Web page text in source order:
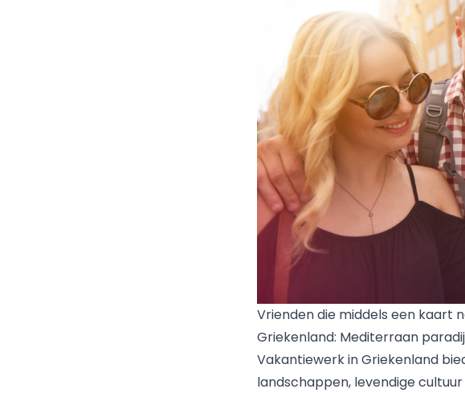
Vrienden die middels een kaart
Griekenland: Mediterraan
Vakantiewerk inGriekenland
landschappen, levendige